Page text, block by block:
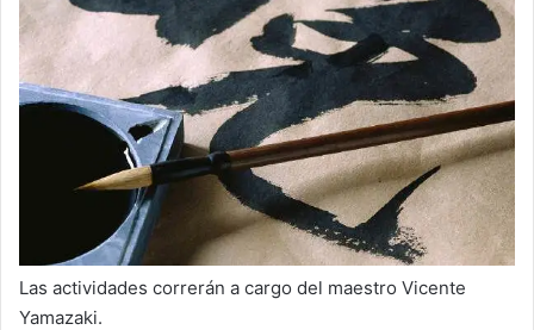
Las actividades correrán a cargo del maestro Vicente
Yamazaki.